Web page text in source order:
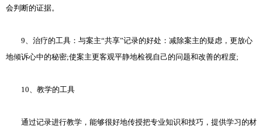
会判断的证据。
9、治疗的工具：与案主“共享”记录的好处：减除案主的疑虑，更放心
地倾诉心中的秘密;使案主更客观平静地检视自己的问题和改善的程度;
10、教学的工具
通过记录进行教学，能够很好地传授把专业知识和技巧，提供学习的材